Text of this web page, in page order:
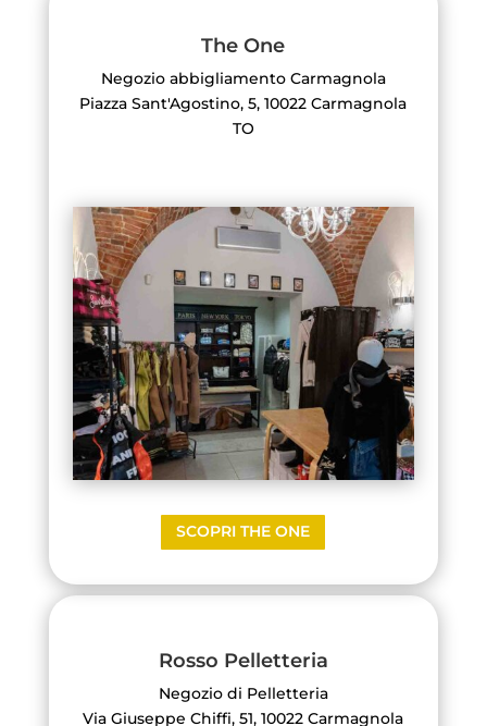
The One
Negozio abbigliamento Carmagnola
Piazza Sant'Agostino, 5, 10022 Carmagnola
TO
SCOPRI THE ONE
Rosso Pelletteria
Negozio di Pelletteria
Via Giuseppe Chiffi, 51, 10022 Carmagnola